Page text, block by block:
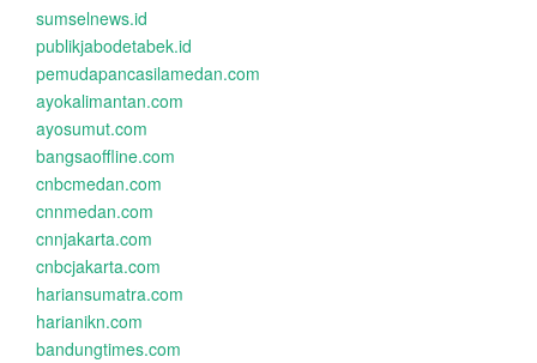
sumselnews.id
publikjabodetabek.id
pemudapancasilamedan.com
ayokalimantan.com
ayosumut.com
bangsaoffline.com
cnbcmedan.com
cnnmedan.com
cnnjakarta.com
cnbcjakarta.com
hariansumatra.com
harianikn.com
bandungtimes.com